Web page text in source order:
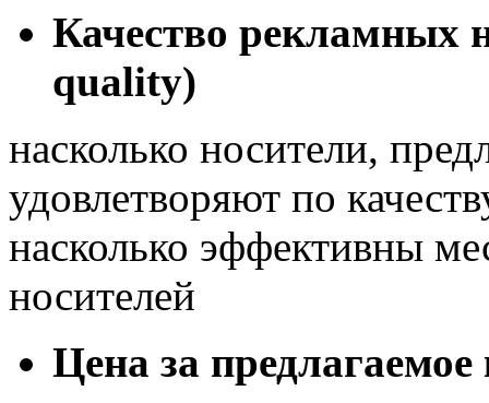
Качество рекламных
quality)
насколько носители,
удовлетворяют по
насколько эффективны
носителей
Цена за